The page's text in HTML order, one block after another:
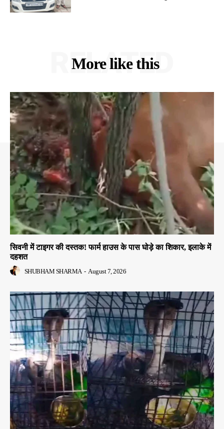
More like this
RELATED
सिवनी में टाइगर की दस्तक! फार्म हाउस के पास घोड़े का शिकार, इलाके में
दहशत
SHUBHAM SHARMA - August 7, 2026